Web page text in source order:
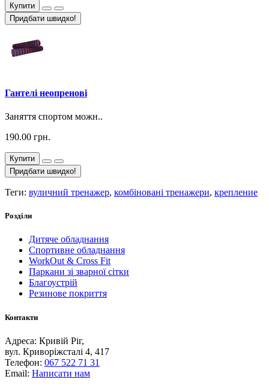
Купити
Придбати швидко!
Гантелі неопренові
Заняття спортом можн..
190.00 грн.
Купити
Придбати швидко!
Теги: вуличний тренажер, комбіновані тренажери, крепление
Розділи
Дитяче обладнання
Спортивне обладнання
WorkOut & Cross Fit
Паркани зі зварної сітки
Благоустрій
Резинове покриття
Контакти
Адреса: Кривій Ріг,
вул. Криворіжсталі 4, 417
Телефон: 067 522 71 31
Email: Написати нам